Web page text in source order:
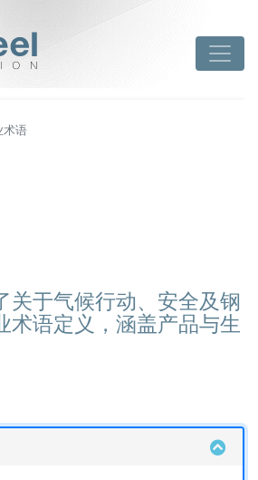
术语
关于气候行动、安全及钢
术语定义，涵盖产品与生